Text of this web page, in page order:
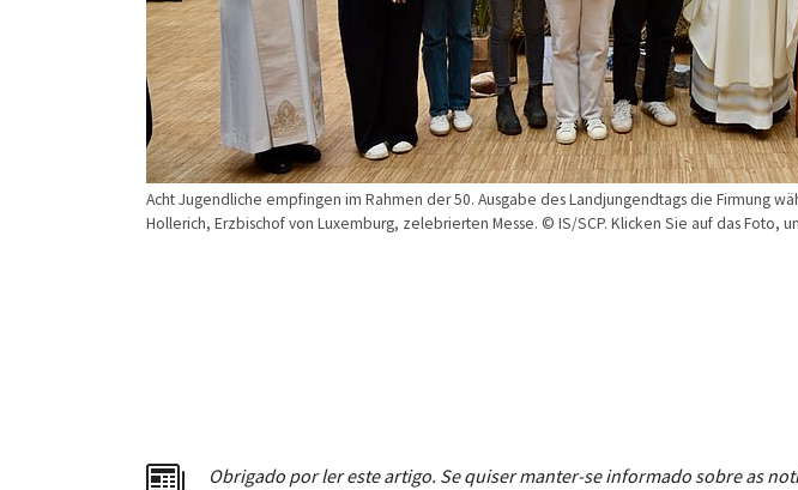
Acht Jugendliche empfingen im Rahmen der 50. Ausgabe des Landjungendtags die Firmung
Hollerich, Erzbischof von Luxemburg, zelebrierten Messe. © IS/SCP. Klicken Sie auf das Foto,
Obrigado por ler este artigo. Se quiser manter-se informado sobre as